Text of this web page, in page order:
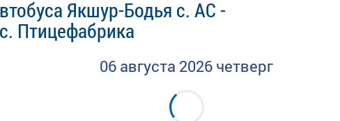
Якшур-Бодья с. АС -
Птицефабрика
06 августа 2026 четверг